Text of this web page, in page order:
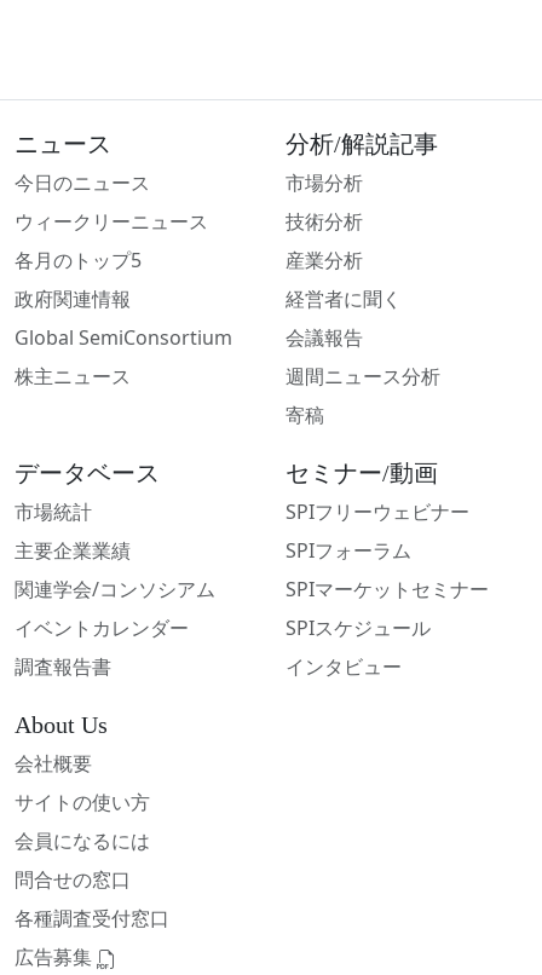
ニュース
今日のニュース
ウィークリーニュース
各月のトップ5
政府関連情報
Global SemiConsortium
株主ニュース
分析/解説記事
市場分析
技術分析
産業分析
経営者に聞く
会議報告
週間ニュース分析
寄稿
データベース
市場統計
主要企業業績
関連学会/コンソシアム
イベントカレンダー
調査報告書
セミナー/動画
SPIフリーウェビナー
SPIフォーラム
SPIマーケットセミナー
SPIスケジュール
インタビュー
About Us
会社概要
サイトの使い方
会員になるには
問合せの窓口
各種調査受付窓口
広告募集